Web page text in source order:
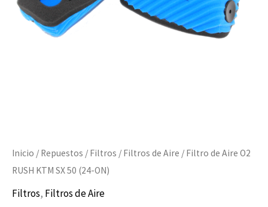
Inicio / Repuestos / Filtros / Filtros de Aire / Filtro de Aire O2
RUSH KTM SX 50 (24-ON)
Filtros, Filtros de Aire